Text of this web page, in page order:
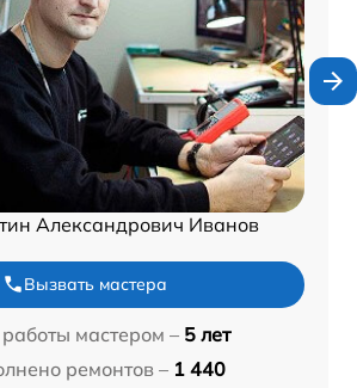
Александрович Иванов
Вызвать мастера
мастером – 5 лет
ремонтов – 1 440